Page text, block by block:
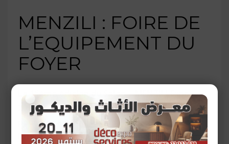
MENZILI : FOIRE DE
L’EQUIPEMENT DU
FOYER
La 16ème édition du Salon « MENZILI Expo
2017 » a ouvert ses portes le 12 Mai et se
poursuivra jusqu’au 21 de ce mois au Centre
International des Foires et Expositions. La